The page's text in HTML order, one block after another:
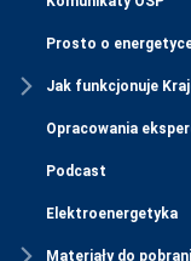
Prosto o
Jak funkcjonuje
Opracowania
Podcast
Elektroenergetyka
Materiały do